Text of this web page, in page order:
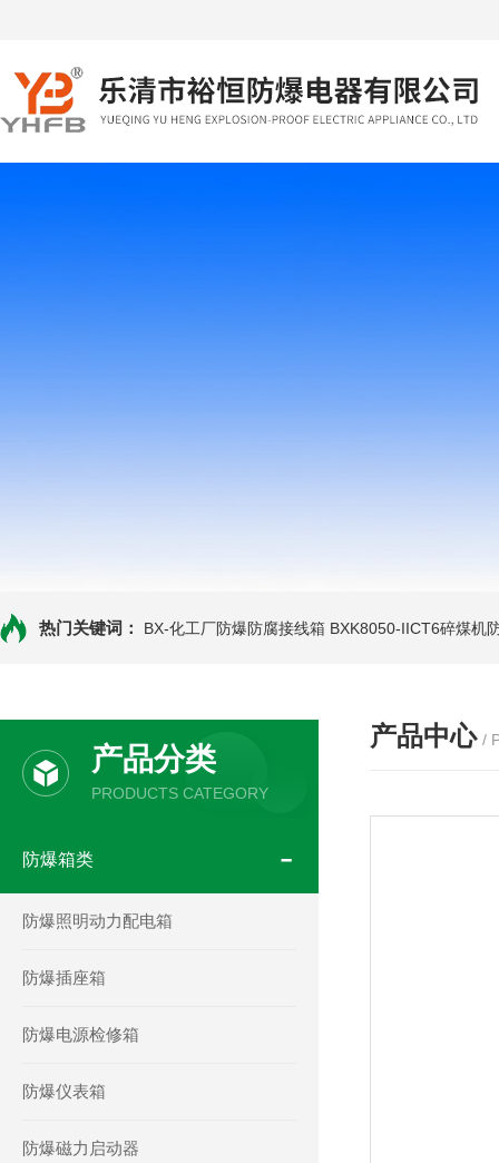
热门关键词： BX-化工厂防爆防腐接线箱 BXK8050-IICT6碎煤机
产品分类
PRODUCTS CATEGORY
防爆箱类
防爆照明动力配电箱
防爆插座箱
防爆电源检修箱
防爆仪表箱
防爆磁力启动器
产品中心 /